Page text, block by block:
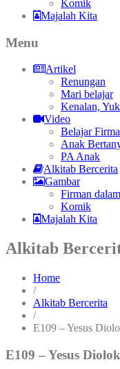
Komik
Majalah Kita
Menu
Artikel
Renungan
Mari belajar
Kenalan,
Video
Belajar
Anak
PA Anak
Alkitab Bercerita
Gambar
Firman
Komik
Majalah Kita
Alkitab
Home
/
Alkitab Bercerita
/
E109 – Yesus
E109 – Yesus